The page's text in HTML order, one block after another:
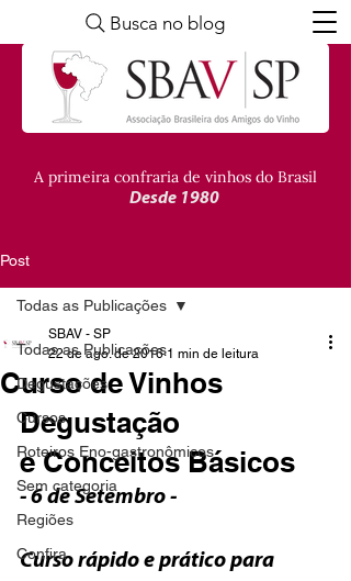
A primeira confraria de vinhos do Brasil
Desde 1980
Busca no blog
Post
Todas as Publicações
Degustações
Cursos
Roteiros Eno-gastronômicos
Sem categoria
Regiões
Confira
Todas as Publicações
Curso de Vinhos
SBAV - SP
22 de ago. de 2016 1 min de leitura
Degustação
e Conceitos Básicos
- 6 de Setembro -
Curso rápido e prático para